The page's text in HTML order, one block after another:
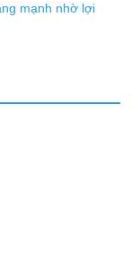
mạnh nhờ lợi